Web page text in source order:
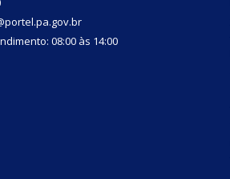
08:00 às 14:00